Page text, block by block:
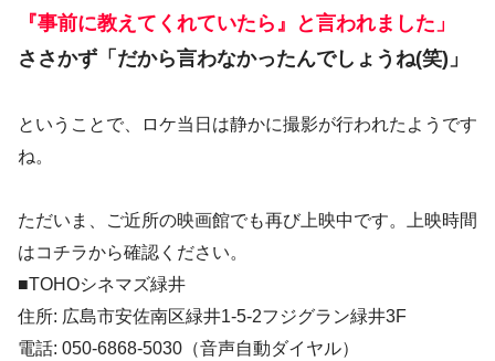
『事前に教えてくれていたら』と言われました」
ささかず「だから言わなかったんでしょうね(笑)」
ということで、ロケ当日は静かに撮影が行われたようです
ね。
ただいま、ご近所の映画館でも再び上映中です。上映時間
はコチラから確認ください。
■TOHOシネマズ緑井
住所: 広島市安佐南区緑井1-5-2フジグラン緑井3F
電話: 050-6868-5030（音声自動ダイヤル）